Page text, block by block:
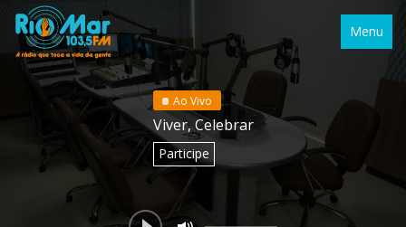
Menu
Ao Vivo
Viver, Celebrar
Participe